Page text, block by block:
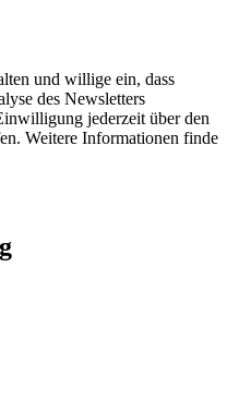
und willige ein, dass
des Newsletters
jederzeit über den
Weitere Informationen finde